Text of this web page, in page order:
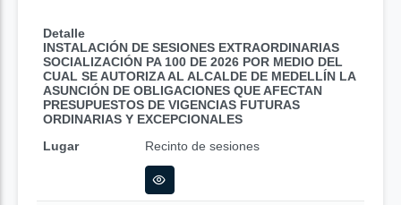
Detalle
INSTALACIÓN DE SESIONES EXTRAORDINARIAS
SOCIALIZACIÓN PA 100 DE 2026 POR MEDIO DEL
CUAL SE AUTORIZA AL ALCALDE DE MEDELLÍN LA
ASUNCIÓN DE OBLIGACIONES QUE AFECTAN
PRESUPUESTOS DE VIGENCIAS FUTURAS
ORDINARIAS Y EXCEPCIONALES
Lugar
Recinto de sesiones